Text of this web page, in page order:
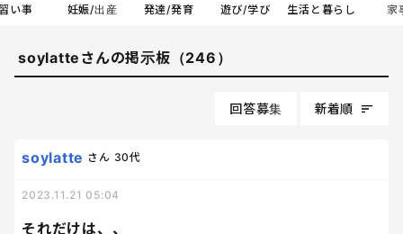
い事 妊娠/出産 発達/発育 遊び/学び 生活と暮らし 家
soylatteさんの掲示板（246）
回答募集 新着順
それだけは、、
soylatte さん 30代
2023.11.21 05:04